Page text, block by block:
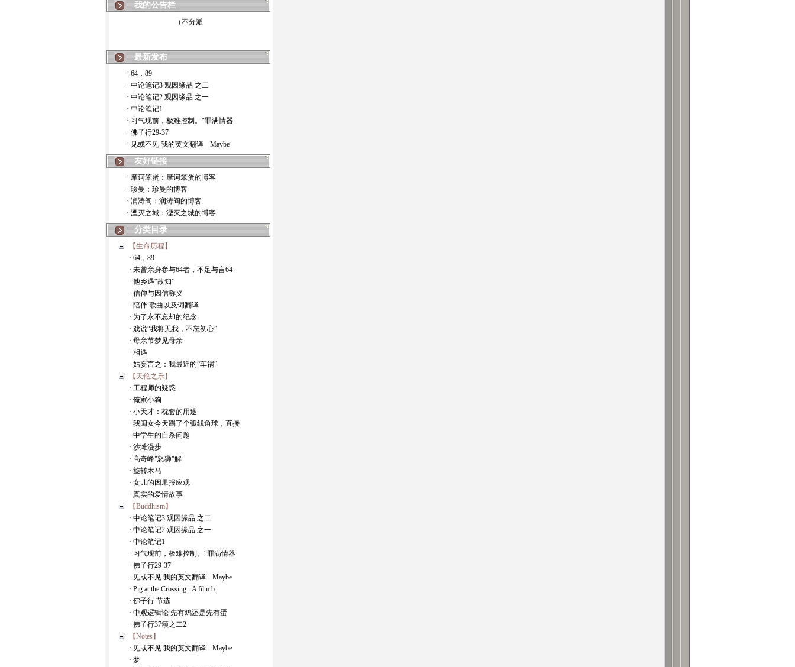
我的公告栏
有朋自远方来，不亦说乎！本博客将致力于佛法
最新发布
· 64，89
· 中论笔记3 观因缘品 之二
· 中论笔记2 观因缘品 之一
· 中论笔记1
· 习气现前，极难控制。“罪满情器
· 佛子行29-37
· 见或不见 我的英文翻译-- Maybe
友好链接
· 摩诃笨蛋：摩诃笨蛋的博客
· 珍曼：珍曼的博客
· 润涛阎：润涛阎的博客
· 湮灭之城：湮灭之城的博客
分类目录
【生命历程】
· 64，89
· 未曾亲身参与64者，不足与言64
· 他乡遇“故知”
· 信仰与因信称义
· 陪伴 歌曲以及词翻译
· 为了永不忘却的纪念
· 戏说“我将无我，不忘初心”
· 母亲节梦见母亲
· 相遇
· 姑妄言之：我最近的“车祸”
【天伦之乐】
· 工程师的疑惑
· 俺家小狗
· 小天才：枕套的用途
· 我闺女今天踢了个弧线角球，直接
· 中学生的自杀问题
· 沙滩漫步
· 高奇峰"怒狮"解
· 旋转木马
· 女儿的因果报应观
· 真实的爱情故事
【Buddhism】
· 中论笔记3 观因缘品 之二
· 中论笔记2 观因缘品 之一
· 中论笔记1
· 习气现前，极难控制。“罪满情器
· 佛子行29-37
· 见或不见 我的英文翻译-- Maybe
· Pig at the Crossing - A film b
· 佛子行 节选
· 中观逻辑论 先有鸡还是先有蛋
· 佛子行37颂之二2
【Notes】
· 见或不见 我的英文翻译-- Maybe
· 梦